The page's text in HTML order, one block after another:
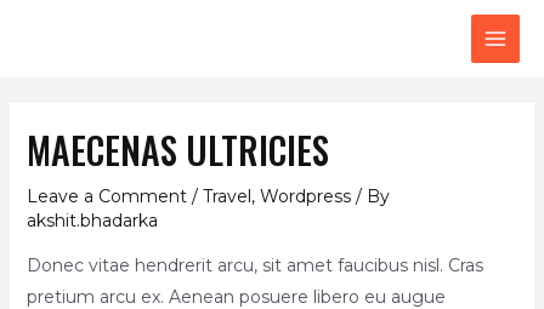
MAECENAS ULTRICIES
Leave a Comment / Travel, Wordpress/ By
akshit.bhadarka
Donec vitae hendrerit arcu, sit amet faucibus nisl. Cras
pretium arcu ex. Aenean posuere libero eu augue